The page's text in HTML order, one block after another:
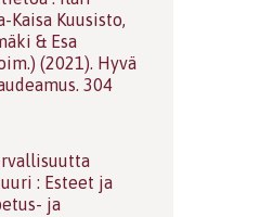
Kaisa Kuusisto,
& Esa
(2021). Hyvä
304
: Esteet ja
ja